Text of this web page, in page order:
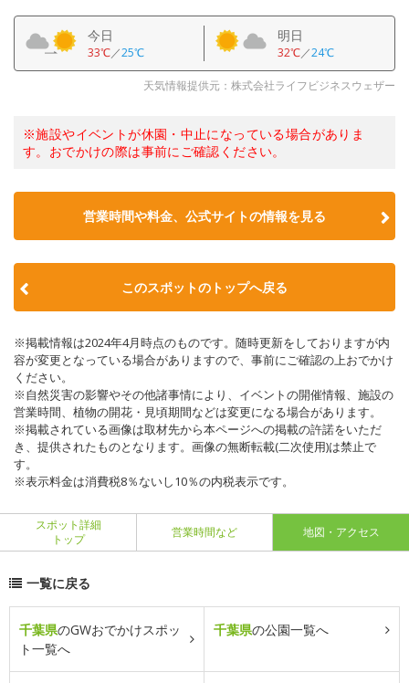
今日
33℃／25℃
明日
32℃／24℃
天気情報提供元：株式会社ライフビジネスウェザー
※施設やイベントが休園・中止になっている場合がありま
す。おでかけの際は事前にご確認ください。
営業時間や料金、公式サイトの情報を見る
このスポットのトップへ戻る
※掲載情報は2024年4月時点のものです。随時更新をしておりますが内
容が変更となっている場合がありますので、事前にご確認の上おでかけ
ください。
※自然災害の影響やその他諸事情により、イベントの開催情報、施設の
営業時間、植物の開花・見頃期間などは変更になる場合があります。
※掲載されている画像は取材先から本ページへの掲載の許諾をいただ
き、提供されたものとなります。画像の無断転載(二次使用)は禁止で
す。
※表示料金は消費税8％ないし10％の内税表示です。
スポット詳細
トップ
営業時間など 地図・アクセス
一覧に戻る
千葉県のGWおでかけスポッ
ト一覧へ
千葉県の公園一覧へ